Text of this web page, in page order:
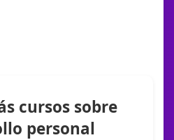
cursos sobre
personal